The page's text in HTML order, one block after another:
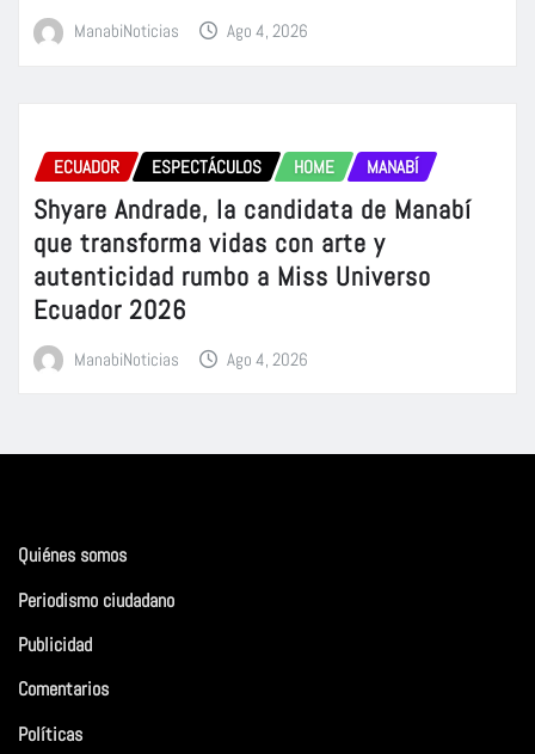
ManabiNoticias Ago 4, 2026
ECUADOR ESPECTÁCULOS HOME MANABÍ
Shyare Andrade, la candidata de Manabí
que transforma vidas con arte y
autenticidad rumbo a Miss Universo
Ecuador 2026
ManabiNoticias Ago 4, 2026
Quiénes somos
Periodismo ciudadano
Publicidad
Comentarios
Políticas